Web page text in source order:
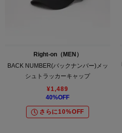
Right-on（MEN）
BACK NUMBER(バックナンバー)メッ
シュトラッカーキャップ
¥1,489
40%OFF
さらに10%OFF